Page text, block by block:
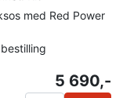
med Red Power
5 690,-